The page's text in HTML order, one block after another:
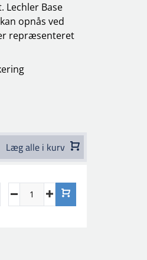
Lechler Base
opnås ved
repræsenteret
Læg alle i kurv